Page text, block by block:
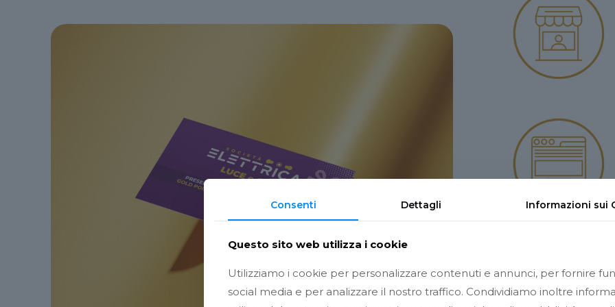
Consenti Dettagli Informazioni sui
Questo sito web utilizza i cookie
Utilizziamo i cookie per personalizzare contenuti e annunci, per fornire
social media e per analizzare il nostro traffico. Condividiamo inoltre